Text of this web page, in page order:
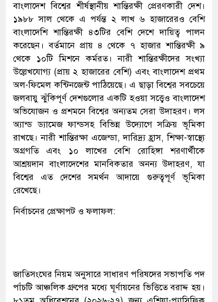
বাংলাদেশ বিশ্বের শীর্ষস্থানীয় শান্তিরক্ষী প্রেরণকারী দেশ।
১৯৮৮ সাল থেকে এ পর্যন্ত ২ লাখ ৬ হাজারেরও বেশি
বাংলাদেশি শান্তিরক্ষী ৪৩টির বেশি দেশে দায়িত্ব পালন
করেছেন। বর্তমানে প্রায় ৪ থেকে ৭ হাজার শান্তিরক্ষী ৯
থেকে ১০টি মিশনে কর্মরত। নারী শান্তিরক্ষীদের সংখ্যা
উল্লেখযোগ্য (প্রায় ২ হাজারের বেশি) এবং বাংলাদেশ প্রথম
অল-ফিমেল কন্টিনজেন্ট পাঠিয়েছে। এ ছাড়া বিশ্বের সবচেয়ে
জলবায়ু ঝুঁকিপূর্ণ দেশগুলোর একটি হওয়া সত্ত্বেও বাংলাদেশ
অভিযোজন ও প্রশমনে বিশ্বের অন্যতম সেরা উদাহরণ। লস
অ্যান্ড ড্যামেজ ফান্ডসহ বিভিন্ন উদ্যোগে সক্রিয় ভূমিকা
রাখছে। নারী শান্তিরক্ষা এজেন্ডা, দারিদ্র্য হ্রাস, শিক্ষা-স্বাস্থ্যে
অগ্রগতি এবং ১০ লাখের বেশি রোহিঙ্গা শরণার্থীকে
আশ্রয়দান বাংলাদেশের মানবিকতার অনন্য উদাহরণ, যা
বিশ্বের এত দেশের সমর্থন আদায়ে গুরুত্বপূর্ণ ভূমিকা
রেখেছে।
নির্বাচনের প্রেক্ষাপট ও ফলাফল:
জাতিসংঘের নিয়ম অনুসারে সাধারণ পরিষদের সভাপতি পদ
পাঁচটি আঞ্চলিক গ্রুপের মধ্যে ঘূর্ণায়নের ভিত্তিতে বরাদ্দ হয়।